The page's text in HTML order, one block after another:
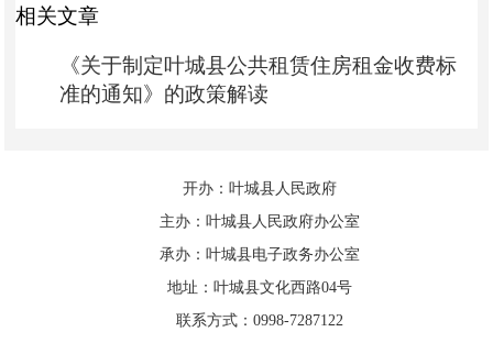
二、面向社会配租
（一）城乡低保、分散特困对象、残
疾家庭租金
统一为 1元 /㎡
以民政、残联等部门审核确认结果为
其他城乡社会救助对象租金标
4.2元/㎡/ 月、4层3.8元
相关文章
《关于制定叶城县公共租赁住房租金收费标
准的通知》的政策解读
开办：叶城县人民政府
主办：叶城县人民政府办公室
承办：叶城县电子政务办公室
地址：叶城县文化西路04号
联系方式：0998-7287122